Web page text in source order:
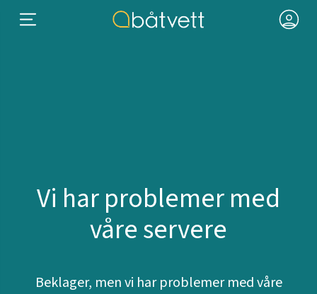
Vi har problemer med
våre servere
Beklager, men vi har problemer med våre